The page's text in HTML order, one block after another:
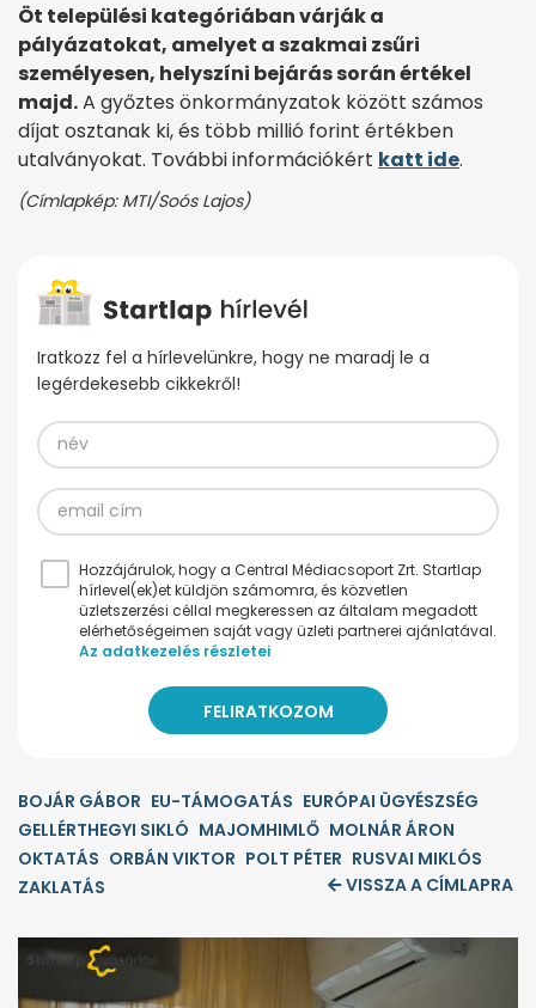
Öt települési kategóriában várják a
pályázatokat, amelyet a szakmai zsűri
személyesen, helyszíni bejárás során értékel
majd.A győztes önkormányzatok között számos
díjat osztanak ki, és több millió forint értékben
utalványokat. További információkért katt ide.
(Címlapkép: MTI/Soós Lajos)
Iratkozz fel a hírlevelünkre, hogy ne maradj le a
legérdekesebb cikkekről!
Hozzájárulok, hogy a Central Médiacsoport Zrt. Startlap
hírlevel(ek)et küldjön számomra, és közvetlen
üzletszerzési céllal megkeressen az általam megadott
elérhetőségeimen saját vagy üzleti partnerei ajánlatával.
Az adatkezelés részletei
BOJÁR GÁBOR EU-TÁMOGATÁS EURÓPAI ÜGYÉSZSÉG
GELLÉRTHEGYI SIKLÓ MAJOMHIMLŐ MOLNÁR ÁRON
OKTATÁS ORBÁN VIKTOR POLT PÉTER RUSVAI MIKLÓS
ZAKLATÁS
VISSZA A CÍMLAPRA